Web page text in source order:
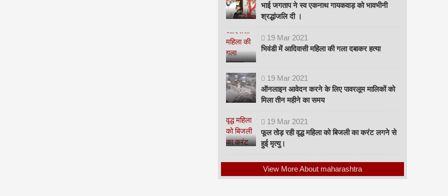
भाई जगताप ने स्व एकनाथ गायकवाड़ को भावभीनी
श्रद्धांजलि दी ।
19 Mar 2021
भिवंडी में आदिवासी महिला की गला दबाकर हत्या
19 Mar 2021
ऑनलाइन आवेदन करने के लिए पावरलूम मालिकों को
मिला तीन महीने का समय
19 Mar 2021
फूल तोड़ रही वृद्ध महिला को बिजली का करंट लगने से
हुई मृत्यु।
View More About maharashtra